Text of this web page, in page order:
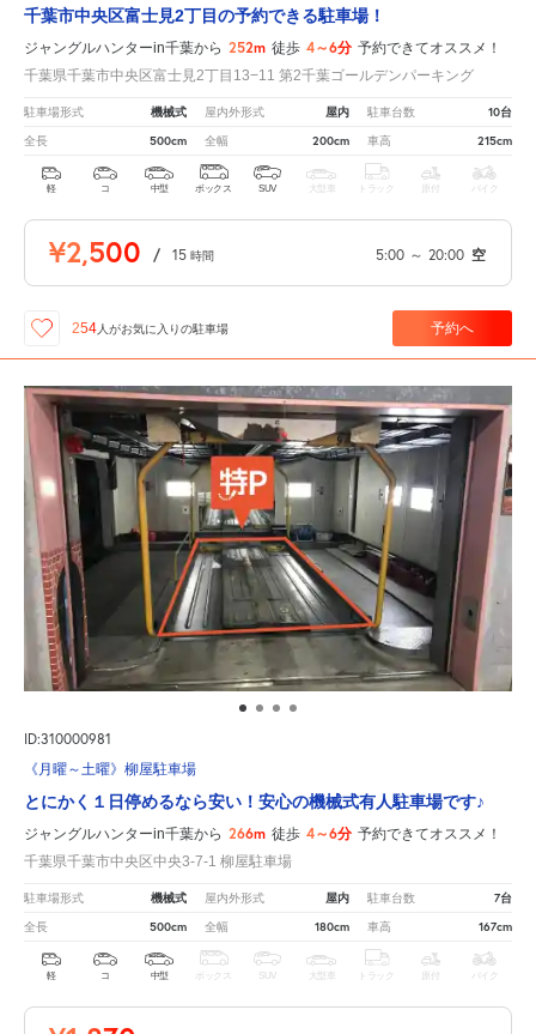
千葉市中央区富士見2丁目の予約できる駐車場！
ジャングルハンターin千葉から 252m 徒歩 4～6分 予約できてオススメ！
千葉県千葉市中央区富士見2丁目13−11 第2千葉ゴールデンパーキング
駐車場形式 機械式 屋内外形式 屋内 駐車台数 10台
全長 500cm 全幅 200cm 車高 215cm
軽 コ 中型 ボックス SUV 大型車 トラック 原付 バイク
¥2,500 / 15 時間 5:00 ～ 20:00 空
254 人がお気に入りの駐車場 予約へ
ID:310000981
《月曜～土曜》柳屋駐車場
とにかく１日停めるなら安い！安心の機械式有人駐車場です♪
ジャングルハンターin千葉から 266m 徒歩 4～6分 予約できてオススメ！
千葉県千葉市中央区中央3-7-1 柳屋駐車場
駐車場形式 機械式 屋内外形式 屋内 駐車台数 7台
全長 500cm 全幅 180cm 車高 167cm
軽 コ 中型 ボックス SUV 大型車 トラック 原付 バイク